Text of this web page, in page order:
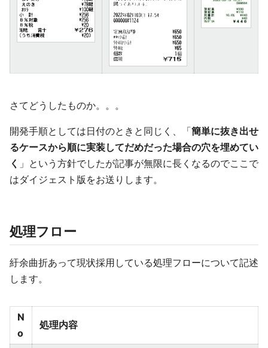
さてどうしたものか。。。
開発手順としては日付のときと同じく、「簡単に抜き出せ
るケースから順に実装してだめだった場合の穴を埋めてい
く 」という方針でしたが記事が無限に長くなるのでここで
はダイジェスト版をお送りします。
処理フロー
紆余曲折あって現状採用している処理フローについて記述
します。
N
o
処理内容